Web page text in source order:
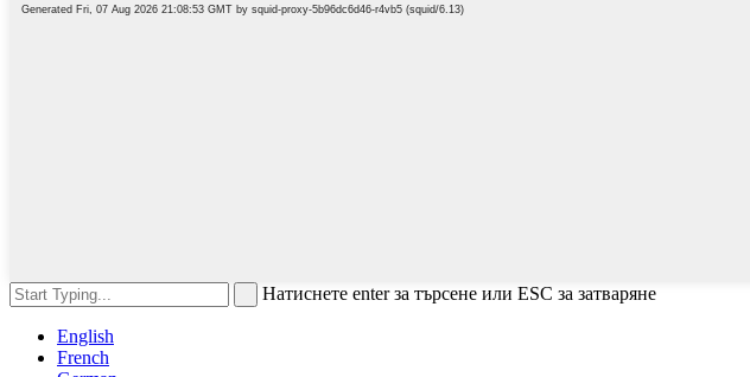
Натиснете enter за търсене или ESC за затваряне
English
French